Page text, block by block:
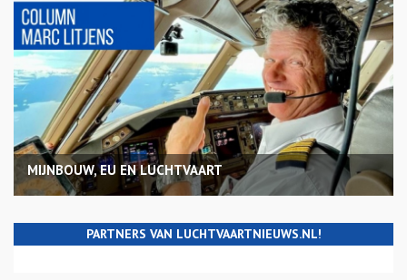
MIJNBOUW, EU EN LUCHTVAART
PARTNERS VAN LUCHTVAARTNIEUWS.NL!